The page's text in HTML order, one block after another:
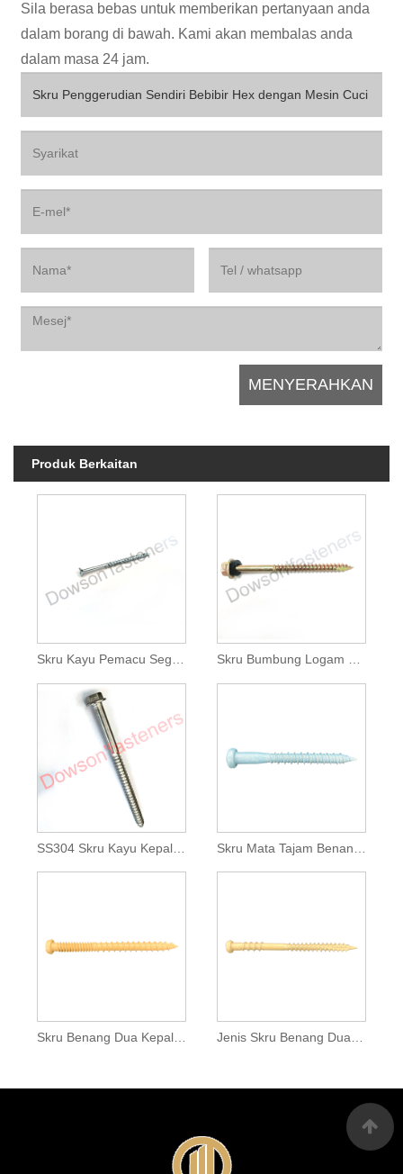
Sila berasa bebas untuk memberikan pertanyaan anda
dalam borang di bawah. Kami akan membalas anda
dalam masa 24 jam.
Produk Berkaitan
SS304 Skru Kayu Kepala Bebibir
Skru Benang Dua Kepala Kuali